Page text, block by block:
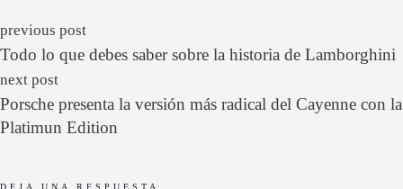
previous post
Todo lo que debes saber sobre la historia de Lamborghini
next post
Porsche presenta la versión más radical del Cayenne con la
Platimun Edition
DEJA UNA RESPUESTA